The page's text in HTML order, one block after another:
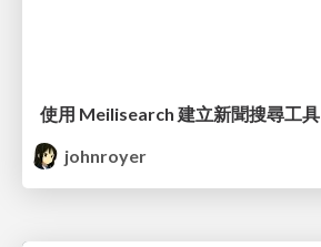
使用 Meilisearch 建立新聞搜尋工具
johnroyer